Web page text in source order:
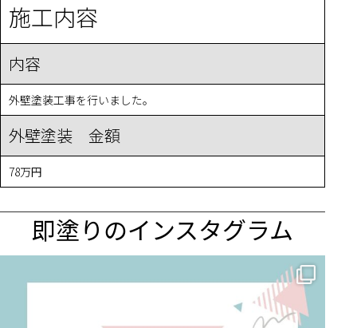
施工内容
内容
外壁塗装工事を行いました。
外壁塗装 金額
78万円
即塗りのインスタグラム
✨ 賢いお金の使い方！外壁塗装でコストダウンする方法 🏠